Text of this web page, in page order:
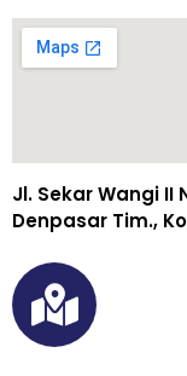
Jl. Sekar Wangi II
Denpasar Tim.,